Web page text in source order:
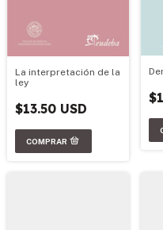
La interpretación de la
ley
$13.50 USD